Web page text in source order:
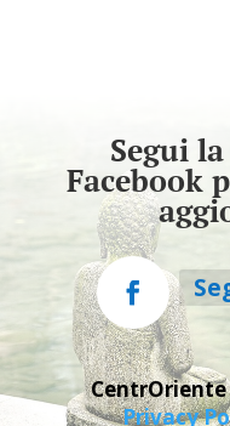
Segui
Facebook
CentrOriente
Privacy